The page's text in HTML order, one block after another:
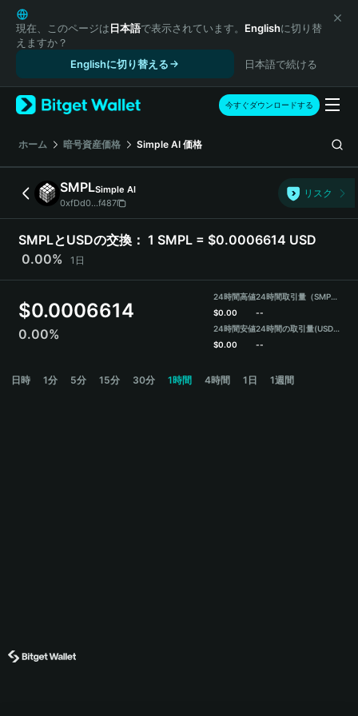
English
日本語
Tiếng Việt
Español (Latinoamérica)
Türkçe
Français
Deutsch
简体中文
繁體中文
Português (Portugal)
Bahasa Indonesia
ภาษาไทย
हिन्दी
Español
Português (Brasil)
現在、このページは日本語で表示されています。 Englishに切り替
えますか？
Englishに切り替える
日本語で続ける
今すぐダウンロードする
ホーム 暗号資産価格 Simple AI 価格
SMPLSimple AI
0xfDd0...f487
リスク
SMPLとUSDの交換： 1 SMPL = $0.0006614 USD
0.00%
1日
$0.0006614
0.00%
24時間高値
$0.00
24時間安値
$0.00
24時間取引量（SMPL）
--
24時間の取引量(USDT)
--
日時 1分 5分 15分 30分 1時間 4時間 1日 1週間